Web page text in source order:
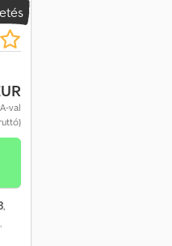
val
,